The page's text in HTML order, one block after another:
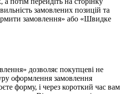
замовлених позицій та
замовлення» або «Швидке
дозволяє покупцеві не
оформлення замовлення
форму, і через короткий час вам